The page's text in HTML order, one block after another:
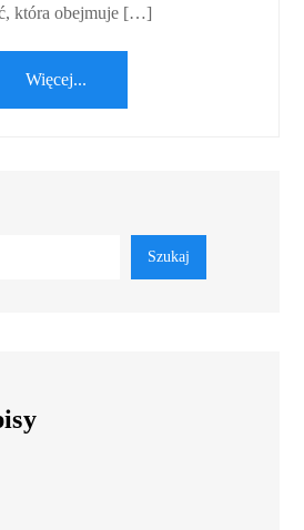
która obejmuje […]
Więcej...
Szukaj